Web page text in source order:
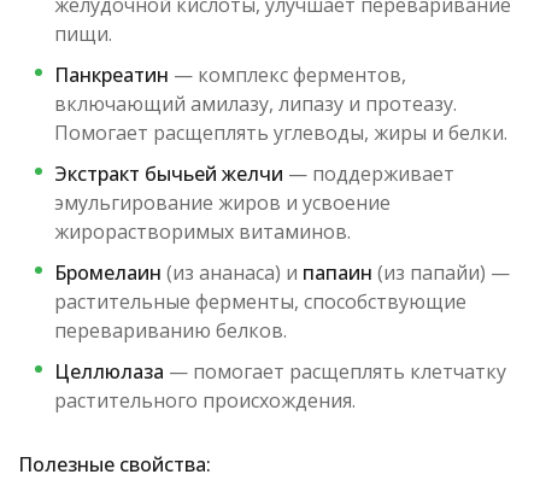
пищи.
Панкреатин — комплекс ферментов,
включающий амилазу, липазу и протеазу.
Помогает расщеплять углеводы, жиры и белки.
Экстракт бычьей желчи — поддерживает
эмульгирование жиров и усвоение
жирорастворимых витаминов.
Бромелаин (из ананаса) и папаин (из папайи) —
растительные ферменты, способствующие
перевариванию белков.
Целлюлаза — помогает расщеплять клетчатку
растительного происхождения.
Полезные свойства: